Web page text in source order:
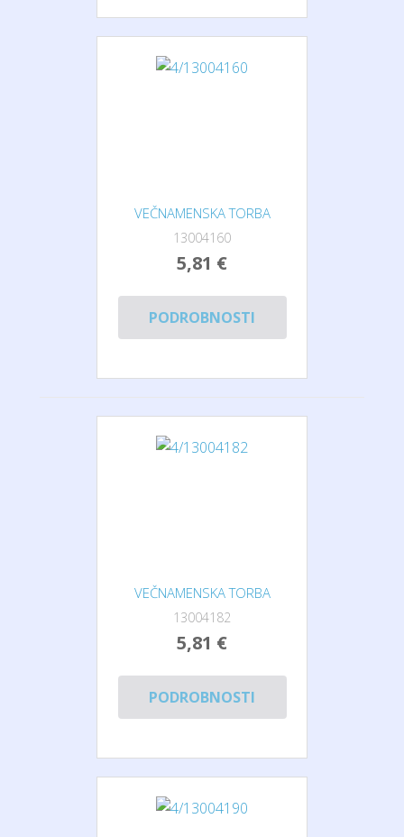
VEČNAMENSKA TORBA
13004160
5,81 €
PODROBNOSTI
VEČNAMENSKA TORBA
13004182
5,81 €
PODROBNOSTI